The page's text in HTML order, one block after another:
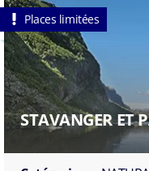
Places limitées
STAVANGER ET